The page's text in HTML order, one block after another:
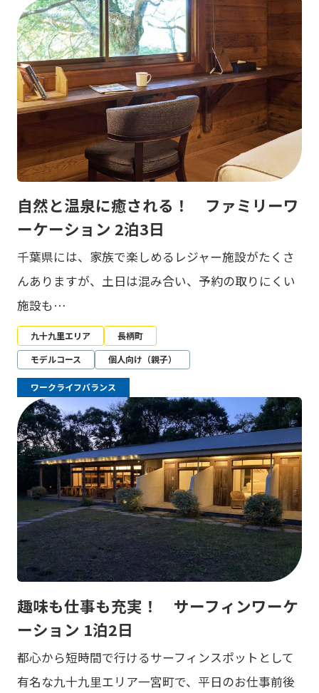
自然と温泉に癒される！ ファミリーワ
ーケーション 2泊3日
千葉県には、家族で楽しめるレジャー施設がたくさ
んありますが、土日は混み合い、予約の取りにくい
施設も…
九十九里エリア
長柄町
モデルコース
個人向け（親子）
ワークライフバランス
趣味も仕事も充実！ サーフィンワーケ
ーション 1泊2日
都心から短時間で行けるサーフィンスポットとして
有名な九十九里エリア一宮町で、平日のお仕事前後